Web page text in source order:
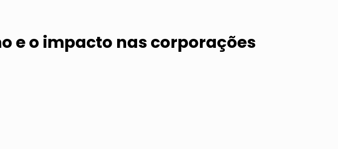
e o impacto nas corporações